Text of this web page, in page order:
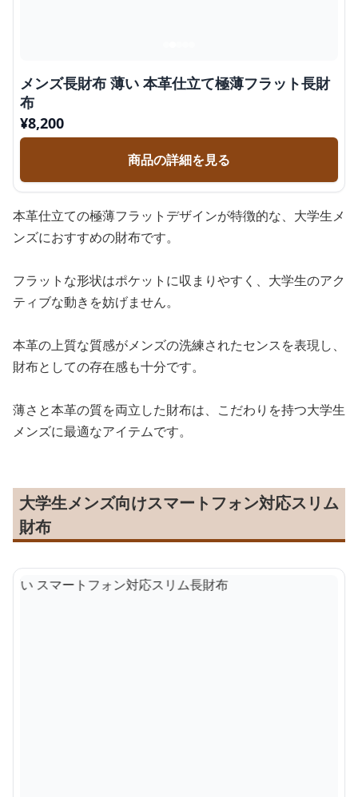
メンズ長財布 薄い 本革仕立て極薄フラット長財
布
¥8,200
商品の詳細を見る
本革仕立ての極薄フラットデザインが特徴的な、大学生メ
ンズにおすすめの財布です。
フラットな形状はポケットに収まりやすく、大学生のアク
ティブな動きを妨げません。
本革の上質な質感がメンズの洗練されたセンスを表現し、
財布としての存在感も十分です。
薄さと本革の質を両立した財布は、こだわりを持つ大学生
メンズに最適なアイテムです。
大学生メンズ向けスマートフォン対応スリム
財布